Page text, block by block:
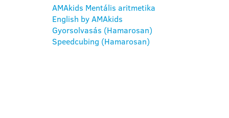
AMAkids Mentális aritmetika
English by AMAkids
Gyorsolvasás (Hamarosan)
Speedcubing (Hamarosan)